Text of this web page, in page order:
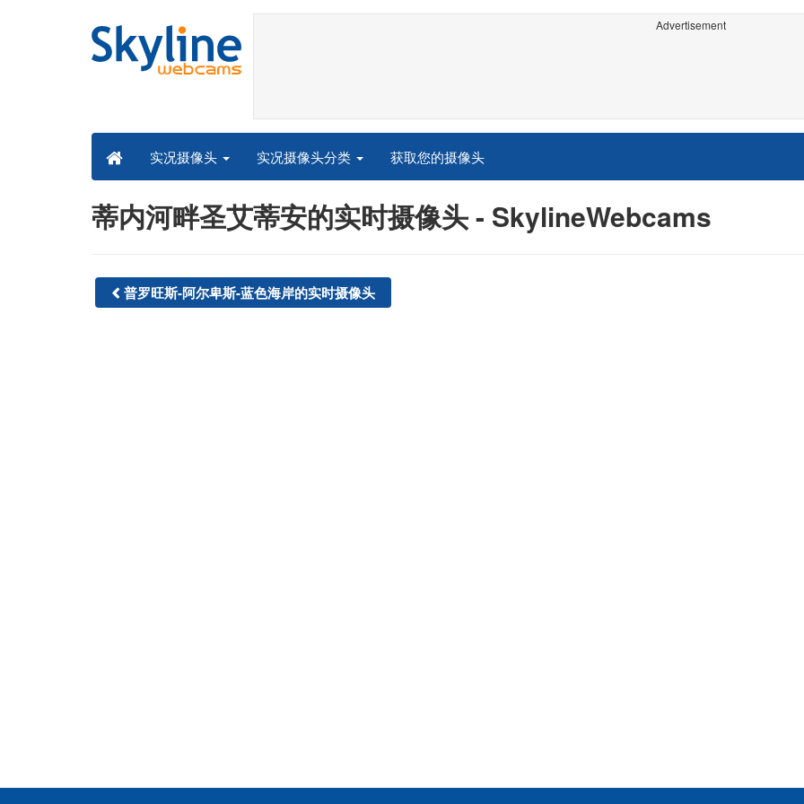
Advertisement
实况摄像头 实况摄像头分类 获取您的摄像头
蒂内河畔圣艾蒂安的实时摄像头 - SkylineWebcams
普罗旺斯-阿尔卑斯-蓝色海岸的实时摄像头